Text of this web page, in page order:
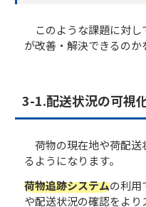
このような課題に対し
が改善・解決できるのか
3-1.配送状況の可視
荷物の現在地や荷配送
るようになります。
荷物追跡システムの利用
や配送状況の確認をよ